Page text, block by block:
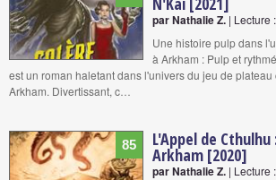
par Nathalie Z. | Lecture :
Une histoire pulp dans
à Arkham : Pulp et
est un roman haletant dans l'univers du jeu de plateau
Arkham. Divertissant, c…
85 L'Appel de Cthulhu
Arkham [2020]
par Nathalie Z. | Lecture :